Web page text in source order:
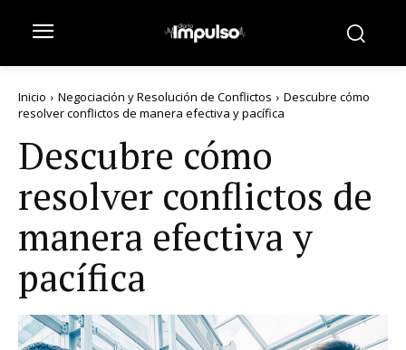
Inicio Negociación y Resolución de Conflictos
Descubre cómo
resolver conflictos de manera efectiva y pacífica
Descubre cómo
resolver conflictos de
manera efectiva y
pacífica